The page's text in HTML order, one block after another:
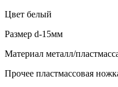
Цвет белый
Размер d-15мм
Материал металл/
Прочее пластмассовая